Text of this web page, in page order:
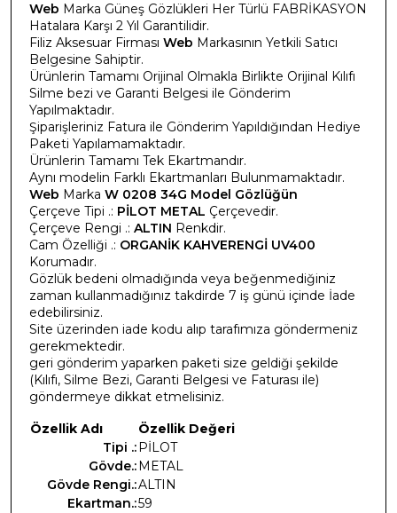
Web Marka Güneş Gözlükleri Her Türlü FABRİKASYON
Hatalara Karşı 2 Yıl Garantilidir.
Filiz Aksesuar Firması Web Markasının Yetkili Satıcı
Belgesine Sahiptir.
Ürünlerin Tamamı Orijinal Olmakla Birlikte Orijinal Kılıfı
Silme bezi ve Garanti Belgesi ile Gönderim
Yapılmaktadır.
Şiparişleriniz Fatura ile Gönderim Yapıldığından Hediye
Paketi Yapılamamaktadır.
Ürünlerin Tamamı Tek Ekartmandır.
Aynı modelin Farklı Ekartmanları Bulunmamaktadır.
Web Marka W 0208 34G Model Gözlüğün
Çerçeve Tipi .: PİLOT METAL Çerçevedir.
Çerçeve Rengi .: ALTIN Renkdir.
Cam Özelliği .: ORGANİK KAHVERENGİ UV400
Korumadır.
Gözlük bedeni olmadığında veya beğenmediğiniz
zaman kullanmadığınız takdirde 7 iş günü içinde İade
edebilirsiniz.
Site üzerinden iade kodu alıp tarafımıza göndermeniz
gerekmektedir.
geri gönderim yaparken paketi size geldiği şekilde
(Kılıfı, Silme Bezi, Garanti Belgesi ve Faturası ile)
göndermeye dikkat etmelisiniz.
Özellik Adı
Özellik Değeri
Tipi .:PİLOT
Gövde.:METAL
Gövde Rengi.:ALTIN
Ekartman.:59